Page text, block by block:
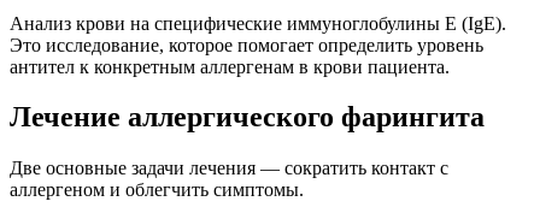
Анализ крови на специфические иммуноглобулины Е (IgE).
Это исследование, которое помогает определить уровень
антител к конкретным аллергенам в крови пациента.
Лечение аллергического фарингита
Две основные задачи лечения — сократить контакт с
аллергеном и облегчить симптомы.